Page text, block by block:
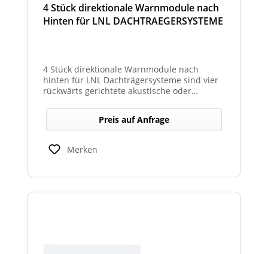
4 Stück direktionale Warnmodule nach
Hinten für LNL DACHTRAEGERSYSTEME
4 Stück direktionale Warnmodule nach
hinten für LNL Dachträgersysteme sind vier
rückwärts gerichtete akustische oder
montiert werden, um gezielte Warnsignale
nach hinten auszugeben. Sie verbessern die
Sicht‑ und Hörbarkeit von Warnhinweisen im
Heckbereich und erhöhen so die Sicherheit
bei Rückwärts‑ oder Einsatzfahrten.
Preis auf Anfrage
Merken